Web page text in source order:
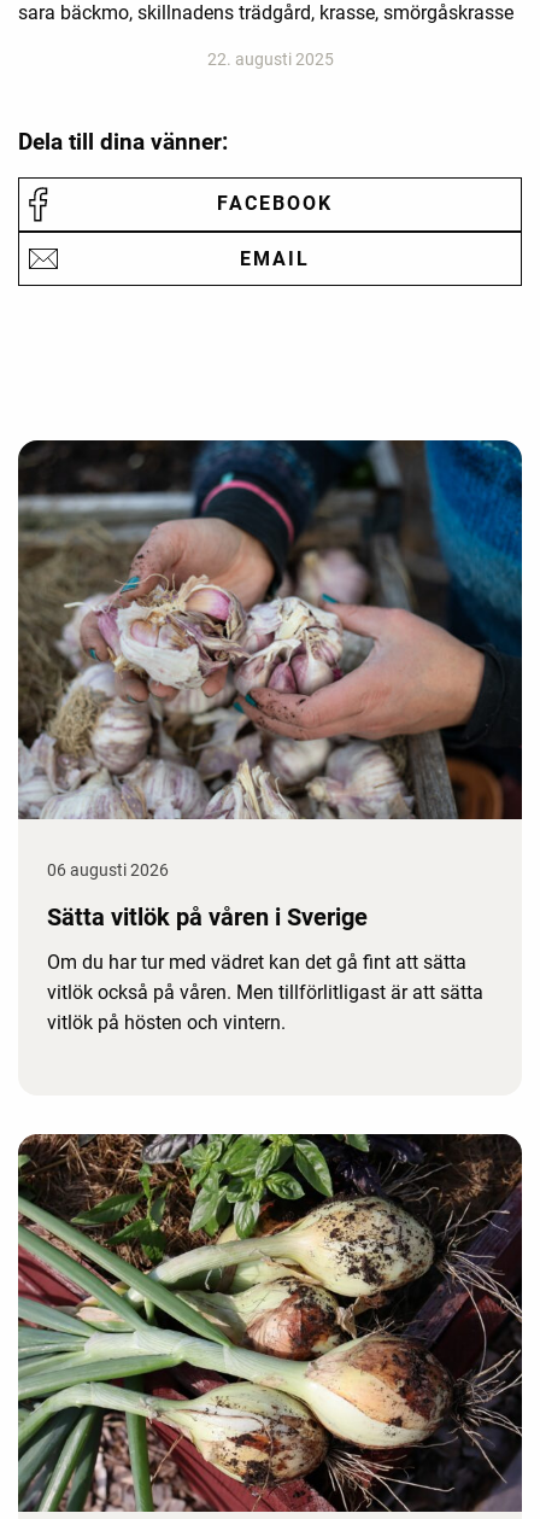
sara bäckmo, skillnadens trädgård, krasse, smörgåskrasse
22. augusti 2025
Dela till dina vänner:
FACEBOOK
EMAIL
06 augusti 2026
Sätta vitlök på våren i Sverige
Om du har tur med vädret kan det gå fint att sätta
vitlök också på våren. Men tillförlitligast är att sätta
vitlök på hösten och vintern.